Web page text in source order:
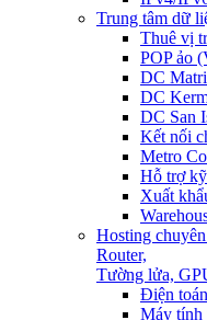
Trung tâm dữ
Thuê vị
POP ảo
DC
DC
DC San
Kết nối
Metro
Hỗ trợ
Xuất
Hosting
Router,
Tường lửa,
Điện
Máy tính